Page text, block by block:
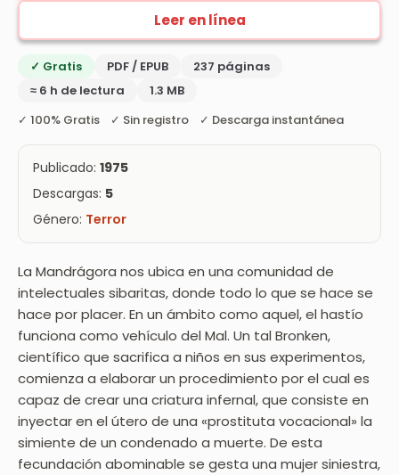
Leer en línea
✓ Gratis PDF / EPUB
237 páginas
≈ 6 h de lectura
1.3 MB
✓ 100% Gratis ✓ Sin registro ✓ Descarga instantánea
Publicado: 1975
Descargas: 5
Género: Terror
La Mandrágora nos ubica en una comunidad de
intelectuales sibaritas, donde todo lo que se hace se
hace por placer. En un ámbito como aquel, el hastío
funciona como vehículo del Mal. Un tal Bronken,
científico que sacrifica a niños en sus experimentos,
comienza a elaborar un procedimiento por el cual es
capaz de crear una criatura infernal, que consiste en
inyectar en el útero de una «prostituta vocacional» la
simiente de un condenado a muerte. De esta
fecundación abominable se gesta una mujer siniestra,